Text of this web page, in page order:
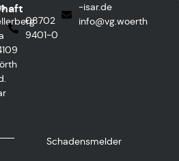
08702
9401-0
ed.rasi-
htreow.gv
@ofni
Schadensmelder